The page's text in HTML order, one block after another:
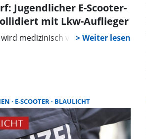
Jugendlicher E-Scooter-
mit Lkw-Auflieger
wird medizinisch versorgt
E-SCOOTER BLAULICHT